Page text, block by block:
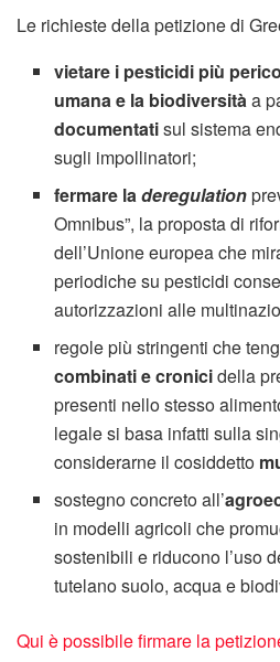
Le richieste della petizione di
vietare i pesticidi più
umana e la biodiversitàa
documentatisul sistema
sugli impollinatori;
fermare laderegulation
Omnibus”, la proposta di
dell’Unione europea che
periodiche su pesticidi
autorizzazioni alle
regole più stringenti che
combinati e cronicidella
presenti nello stesso
legale si basa infatti sulla
considerarne il cosiddetto
sostegno concreto all’
in modelli agricoli che
sostenibili e riducono l’uso
tutelano suolo, acqua e
Qui è possibile firmare la